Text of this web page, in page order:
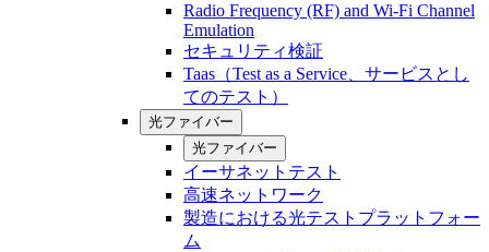
Radio Frequency (RF) and Wi-Fi Channel
Emulation
セキュリティ検証
Taas（Test as a Service、サービスとし
てのテスト）
光ファイバー
光ファイバー
イーサネットテスト
高速ネットワーク
製造における光テストプラットフォー
ム